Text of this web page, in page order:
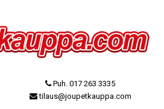
Puh. 017 263 3335
tilaus@joupetkauppa.com